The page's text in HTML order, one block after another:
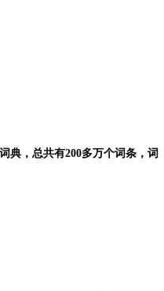
典，总共有200多万个词条，词